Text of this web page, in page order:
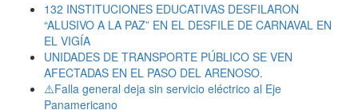
132 INSTITUCIONES EDUCATIVAS DESFILARON
“ALUSIVO A LA PAZ” EN EL DESFILE DE CARNAVAL EN
EL VIGÍA
UNIDADES DE TRANSPORTE PÚBLICO SE VEN
AFECTADAS EN EL PASO DEL ARENOSO.
⚠️Falla general deja sin servicio eléctrico al Eje
Panamericano